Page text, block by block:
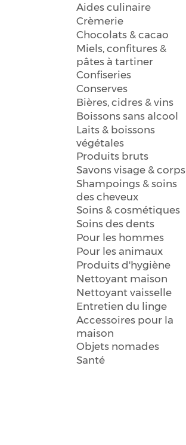
Aides culinaire
Crèmerie
Chocolats & cacao
Miels, confitures &
pâtes à tartiner
Confiseries
Conserves
Bières, cidres & vins
Boissons sans alcool
Laits & boissons
végétales
Produits bruts
Savons visage & corps
Shampoings & soins
des cheveux
Soins & cosmétiques
Soins des dents
Pour les hommes
Pour les animaux
Produits d'hygiène
Nettoyant maison
Nettoyant vaisselle
Entretien du linge
Accessoires pour la
maison
Objets nomades
Santé